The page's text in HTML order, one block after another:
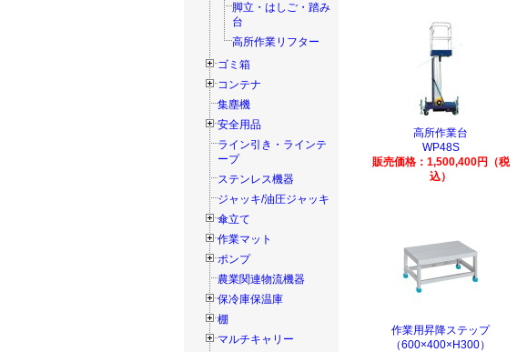
脚立・はしご・踏み
台
高所作業リフター
ゴミ箱
コンテナ
集塵機
安全用品
ライン引き・ラインテ
ープ
ステンレス機器
ジャッキ/油圧ジャッキ
傘立て
作業マット
ポンプ
農業関連物流機器
保冷庫保温庫
棚
マルチキャリー
高所作業台
WP48S
販売価格：1,500,400円（税
込）
作業用昇降ステップ
（600×400×H300）